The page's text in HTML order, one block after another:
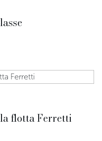
flotta Ferretti